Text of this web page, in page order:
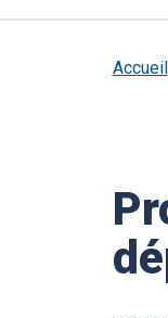
Accueil